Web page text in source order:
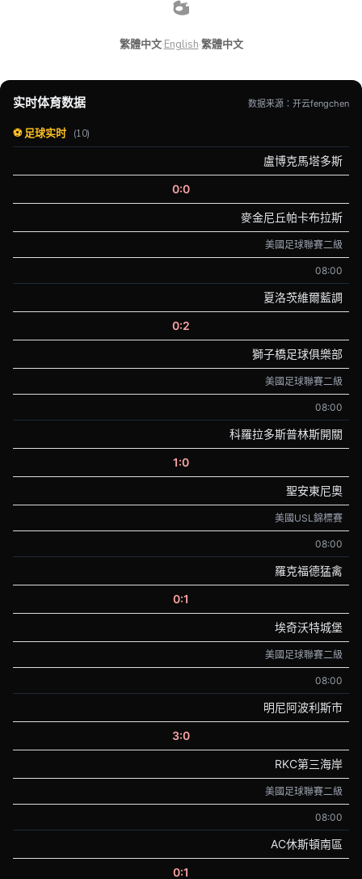
繁體中文·English·繁體中文
实时体育数据 数据来源：开云fengchen
⚽ 足球实时 (10)
盧博克馬塔多斯
0:0
麥金尼丘帕卡布拉斯
美國足球聯賽二級
08:00
夏洛茨維爾藍調
0:2
獅子橋足球俱樂部
美國足球聯賽二級
08:00
科羅拉多斯普林斯開關
1:0
聖安東尼奧
美國USL錦標賽
08:00
羅克福德猛禽
0:1
埃奇沃特城堡
美國足球聯賽二級
08:00
明尼阿波利斯市
3:0
RKC第三海岸
美國足球聯賽二級
08:00
AC休斯頓南區
0:1